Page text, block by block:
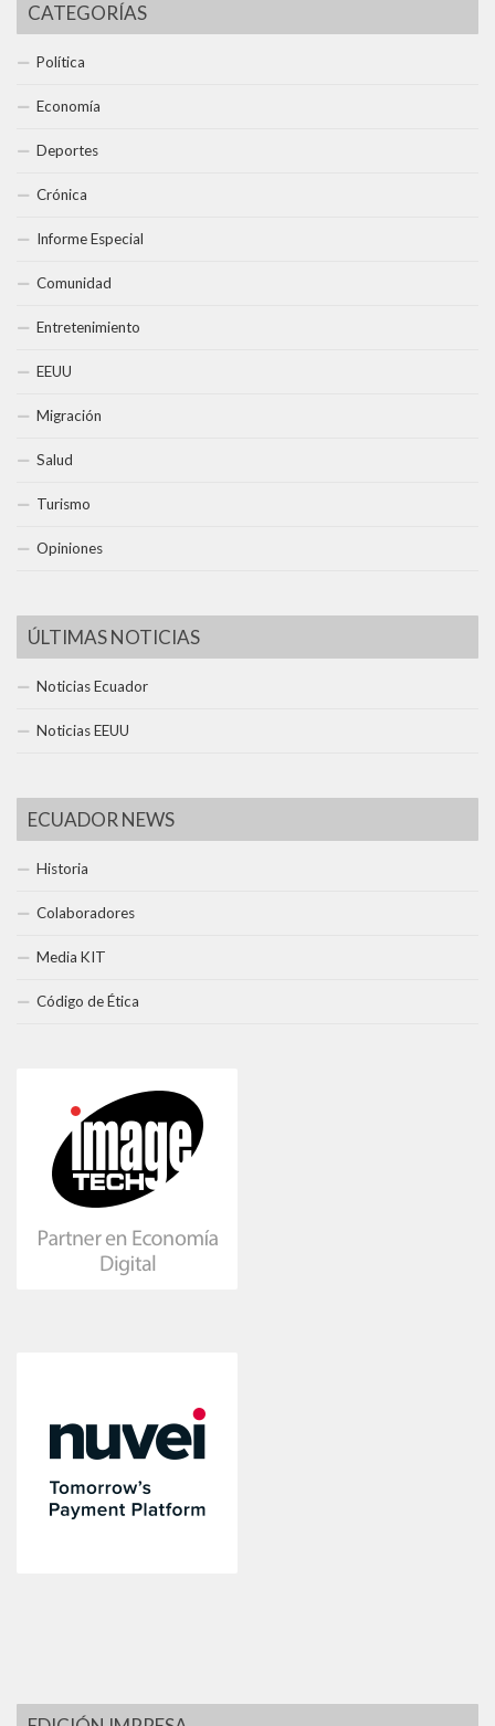
CATEGORÍAS
Política
Economía
Deportes
Crónica
Informe Especial
Comunidad
Entretenimiento
EEUU
Migración
Salud
Turismo
Opiniones
ÚLTIMAS NOTICIAS
Noticias Ecuador
Noticias EEUU
ECUADOR NEWS
Historia
Colaboradores
Media KIT
Código de Ética